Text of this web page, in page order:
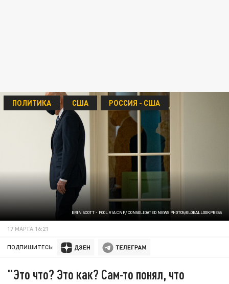
ERIN SCOTT - POOL VIA CNP/ CONSOLIDATED NEWS PHOTOS/GLOBALLOOKPRESS
ПОЛИТИКА США РОССИЯ - США
17 МАРТА 16:21
ПОДПИШИТЕСЬ:
"Это что? Это как? Сам-то понял, что